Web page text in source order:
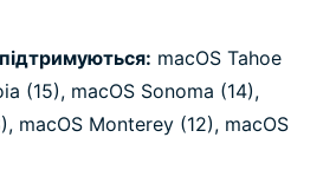
підтримуються: macOS Tahoe
(15), macOS Sonoma (14),
macOS Monterey (12), macOS